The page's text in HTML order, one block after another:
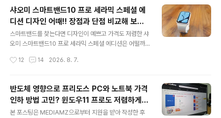
로 이어폰은 오픈형 스타일로 장시간 사용해도 청각에 무
리가 덜한 편이라 클립형을 사용해 볼까 하는 분들에게 괜
찮은 선택지가 될 수 있지 않을까 생각합니다. 귀에 집게 형
태로 장착하는 것이기 때문에 사용 중 귀에서 떨어질까 고
민을 안 해도 될 것 같습니다. 조금은 색다른 디자인이라 어
같아요. CMF 클립 프로 무선이어폰의 독특한 디자인 무선
샤오미 스마트밴드10 프로 세라믹 스페셜 에
디션 디자인 어때!! 장점과 단점 비교해 보고 1
0만원대 가격이라 결정해도 될까?
스마트밴드를 찾는다면 디자인이 예쁘고 가격도 저렴한 샤
오미 스마트밴드10 프로 세라믹 스페셜 에디션은 어떨까?
라믹 버전까지 있어 부담이 덜한 편입니다. 10만원대 가격
고민해 볼 만합니다. 샤오미 스마트밴드10 프로의 구성품
은 2핀 자석식 충전기만 제공되어 아쉬운 면이 있으며 US
B-C가 아닌 USB-A 커넥터로 되어 있으니참고하시구요.
샤오미 스마트밴드10 프로는 알루미늄 모델은 핑크, 블랙,
12 14 2026. 8. 7.
반도체 영향으로 프리도스 PC와 노트북 가격
인하 방법 고민? 윈도우11 프로도 저렴하게
직접 설치 방법?(feat. vip-scdkeys)
본 포스팅은 MEDIAMZ으로부터 지원을 받아 작성한 후